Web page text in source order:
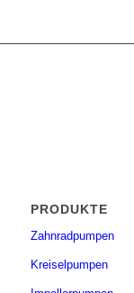
PRODUKTE
Zahnradpumpen
Kreiselpumpen